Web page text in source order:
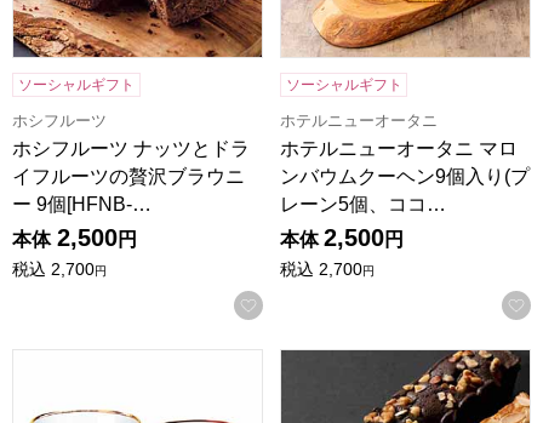
ソーシャルギフト
ホシフルーツ
ホシフルーツ ナッツとドラ
イフルーツの贅沢ブラウニ
ー 9個[HFNB-…
本体 2,500円
税込 2,700円
お気に入りに登録する
ソーシャルギフト
ホテルニューオータニ
ホテルニューオータニ マロ
ンバウムクーヘン9個入り(プ
レーン5個、ココ…
本体 2,500円
税込 2,700円
Cheers 飲み比べセット ミニ [CH-2052A]【年間ギフト】
祇園きたざと パウンドケー